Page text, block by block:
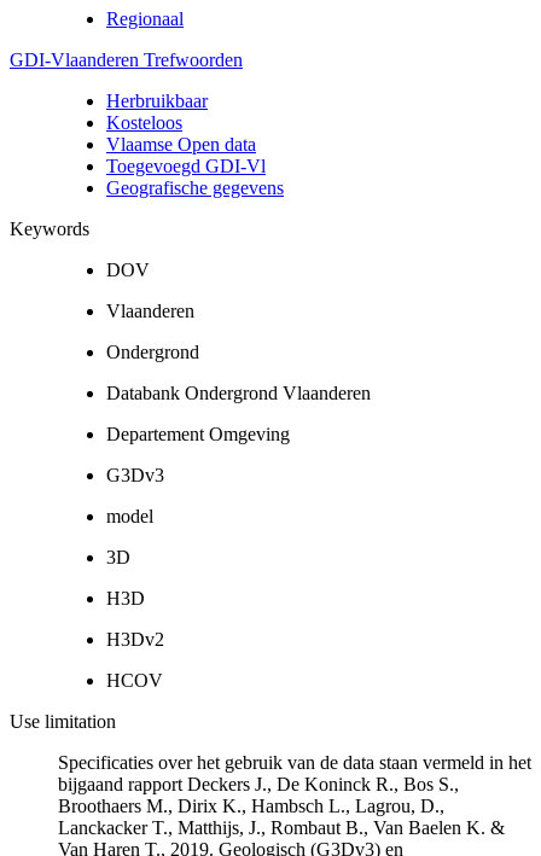
Regionaal
GDI-Vlaanderen Trefwoorden
Herbruikbaar
Kosteloos
Vlaamse Open data
Toegevoegd GDI-Vl
Geografische gegevens
Keywords
DOV
Vlaanderen
Ondergrond
Databank Ondergrond Vlaanderen
Departement Omgeving
G3Dv3
model
3D
H3D
H3Dv2
HCOV
Use limitation
Specificaties over het gebruik van de data staan vermeld in het
bijgaand rapport Deckers J., De Koninck R., Bos S.,
Broothaers M., Dirix K., Hambsch L., Lagrou, D.,
Lanckacker T., Matthijs, J., Rombaut B., Van Baelen K. &
Van Haren T., 2019. Geologisch (G3Dv3) en